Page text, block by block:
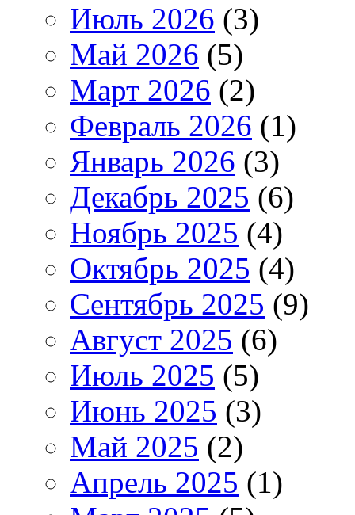
Июль 2026 (3)
Май 2026 (5)
Март 2026 (2)
Февраль 2026 (1)
Январь 2026 (3)
Декабрь 2025 (6)
Ноябрь 2025 (4)
Октябрь 2025 (4)
Сентябрь 2025 (9)
Август 2025 (6)
Июль 2025 (5)
Июнь 2025 (3)
Май 2025 (2)
Апрель 2025 (1)